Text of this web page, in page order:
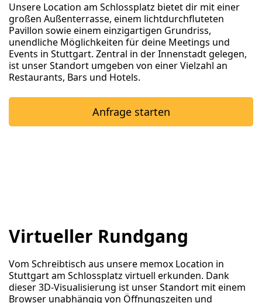
Unsere Location am Schlossplatz bietet dir mit einer
großen Außenterrasse, einem lichtdurchfluteten
Pavillon sowie einem einzigartigen Grundriss,
unendliche Möglichkeiten für deine Meetings und
Events in Stuttgart. Zentral in der Innenstadt gelegen,
ist unser Standort umgeben von einer Vielzahl an
Restaurants, Bars und Hotels.
Anfrage starten
Virtueller Rundgang
Vom Schreibtisch aus unsere memox Location in
Stuttgart am Schlossplatz virtuell erkunden. Dank
dieser 3D-Visualisierung ist unser Standort mit einem
Browser unabhängig von Öffnungszeiten und